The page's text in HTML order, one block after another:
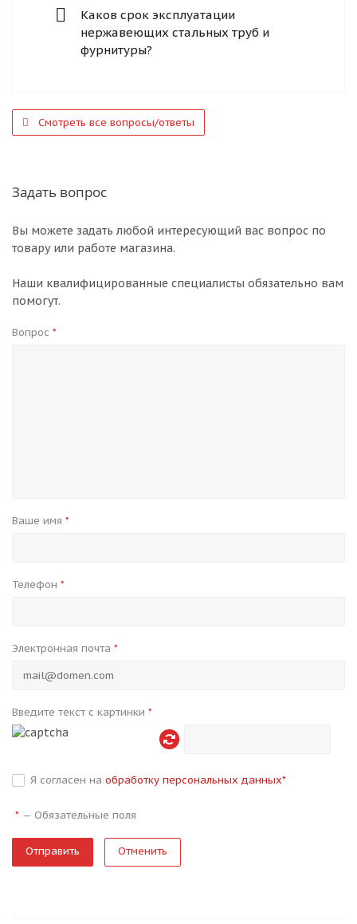
Каков срок эксплуатации
нержавеющих стальных труб и
фурнитуры?
Смотреть все вопросы/ответы
Задать вопрос
Вы можете задать любой интересующий вас вопрос по
товару или работе магазина.
Наши квалифицированные специалисты обязательно вам
помогут.
Вопрос *
Ваше имя *
Телефон *
Электронная почта *
Введите текст с картинки *
Я согласен на обработку персональных данных*
* — Обязательные поля
Отменить